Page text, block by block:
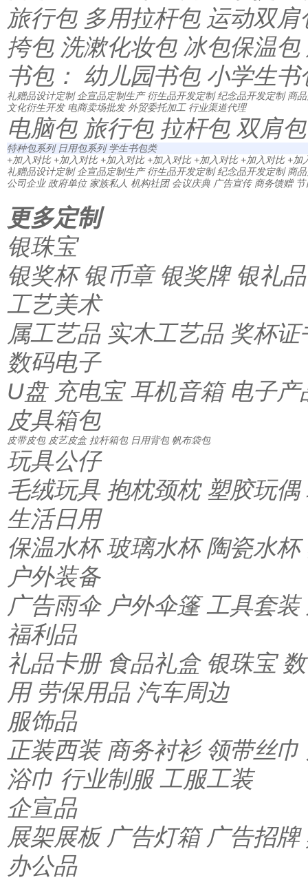
旅行包 多用拉杆包 运动双肩
挎包 洗漱化妆包 冰包保温包
书包： 幼儿园书包 小学生书
礼赠品设计定制 企宣品定制生产 衍生品开发定制 纪念品开发定制 商
文化衍生开发 电商卖场批发 外贸委托加工 行业渠道代理
电脑包 旅行包 拉杆包 双肩包
特种包系列 日用包系列 学生书包类
+加入对比 +加入对比 +加入对比 +加入对比 +加入对比 +加入对比 +加
礼赠品设计定制 企宣品定制生产 衍生品开发定制 纪念品开发定制 商
公司企业 政府单位 家族私人 机构社团 会议庆典 广告宣传 商务馈赠
更多定制
银珠宝
银奖杯 银币章 银奖牌 银礼品
工艺美术
属工艺品 实木工艺品 奖杯证
数码电子
U盘 充电宝 耳机音箱 电子产
皮具箱包
皮带皮包 皮艺皮盒 拉杆箱包 日用背包 帆布袋包
玩具公仔
毛绒玩具 抱枕颈枕 塑胶玩偶
生活日用
保温水杯 玻璃水杯 陶瓷水杯
户外装备
广告雨伞 户外伞篷 工具套装
福利品
礼品卡册 食品礼盒 银珠宝
用 劳保用品 汽车周边
服饰品
正装西装 商务衬衫 领带丝巾
浴巾 行业制服 工服工装
企宣品
展架展板 广告灯箱 广告招牌
办公品